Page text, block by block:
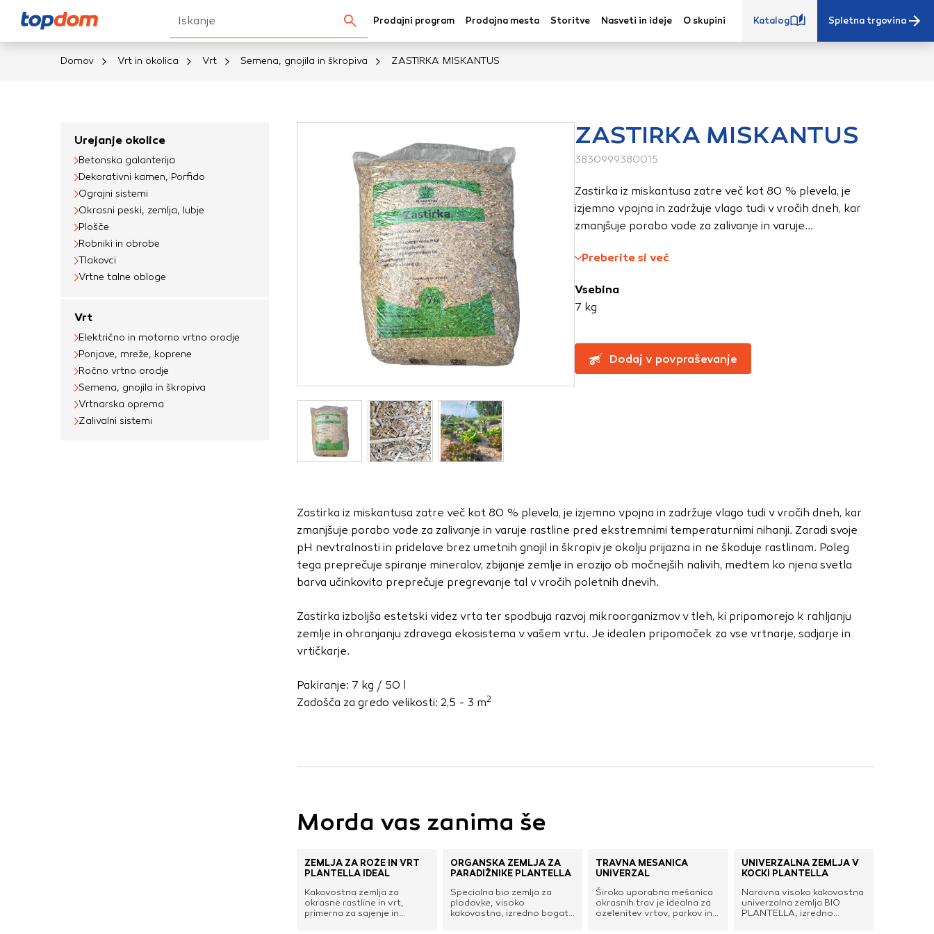
Išči...Prodajni program Prodajna mesta Storitve Nasveti in ideje O skupini Katalog Spletna trgovina
Domov Vrt in okolica Vrt Semena, gnojila in škropiva ZASTIRKA MISKANTUS
Urejanje okolice
Betonska galanterija
Dekorativni kamen, Porfido
Ograjni sistemi
Okrasni peski, zemlja, lubje
Plošče
Robniki in obrobe
Tlakovci
Vrtne talne obloge
Vrt
Električno in motorno vrtno orodje
Ponjave, mreže, koprene
Ročno vrtno orodje
Semena, gnojila in škropiva
Vrtnarska oprema
Zalivalni sistemi
ZASTIRKA MISKANTUS
3830999380015
Zastirka iz miskantusa zatre več kot 80 % plevela, je
izjemno vpojna in zadržuje vlago tudi v vročih dneh, kar
zmanjšuje porabo vode za zalivanje in varuje...
Preberite si več
Vsebina
7 kg
Dodaj v povpraševanje
Zastirka iz miskantusa zatre več kot 80 % plevela, je izjemno vpojna in zadržuje vlago tudi v vročih dneh, kar
zmanjšuje porabo vode za zalivanje in varuje rastline pred ekstremnimi temperaturnimi nihanji. Zaradi svoje
pH nevtralnosti in pridelave brez umetnih gnojil in škropiv je okolju prijazna in ne škoduje rastlinam. Poleg
tega preprečuje spiranje mineralov, zbijanje zemlje in erozijo ob močnejših nalivih, medtem ko njena svetla
barva učinkovito preprečuje pregrevanje tal v vročih poletnih dnevih.
Zastirka izboljša estetski videz vrta ter spodbuja razvoj mikroorganizmov v tleh, ki pripomorejo k rahljanju
zemlje in ohranjanju zdravega ekosistema v vašem vrtu. Je idealen pripomoček za vse vrtnarje, sadjarje in
vrtičkarje.
Pakiranje: 7 kg / 50 l
Zadošča za gredo velikosti: 2,5 - 3 m2
Morda vas zanima še
ZEMLJA ZA ROŽE IN VRT
PLANTELLA IDEAL
Kakovostna zemlja za
okrasne rastline in vrt,
primerna za sajenje in
ORGANSKA ZEMLJA ZA
PARADIŽNIKE PLANTELLA
Specialna bio zemlja za
plodovke, visoko
kakovostna, izredno bogata
TRAVNA MEŠANICA
UNIVERZAL
Široko uporabna mešanica
okrasnih trav je idealna za
ozelenitev vrtov, parkov in
UNIVERZALNA ZEMLJA V
KOCKI PLANTELLA
Naravna visoko kakovostna
univerzalna zemlja BIO
PLANTELLA, izredno
Ko obiščete katero koli spletno mesto, mesto lahko shrani ali pridobi informacije iz vašega
brskalnika, večinoma v obliki piškotkov. Te informacije se lahko navezujejo na vas, vaše nastavitve,
vašo napravo ali pa skrbijo, da vaše spletno mesto deluje v skladu z vašimi pričakovanji. Te
informacije običajno ne razkrivajo neposredno vaše identitete, vendar vam lahko zagotovijo bolj
prilagojeno spletno uporabniško izkušnjo. Nekatere vrste piškotkov lahko zavrnete. Klikajte
različna imena kategorij, da si ogledate več informacij in spremenite privzete nastavitve. Blokiranje
določenih vrst piškotkov vpliva na vašo uporabo tega spletnega mesta in naše storitve.
Ti piškotki so nujni za delovanje spletnega mesta, zato jih v naših sistemih ni mogoče izklopiti.
Običajno so nastavljeni samo kot odziv na vaša dejanja, ki vodijo do storitvenih zahtev, na primer
nastavitev zasebnosti, prijava ali izpolnjevanje obrazcev. Na voljo imate nastavitev, da brskalnik
blokira te piškotke ali vas opozori na njih. V tem primeru nekateri deli spletnega mesta ne bodo
Piškotki za učinkovitost delovanja
priljubljena, in opazujemo, kako se obiskovalci pomikajo po spletnem mestu. Podatki, ki jih piškotki
zbirajo, so združeni in anonimni. Če uporabo teh piškotkov zavrnete, ne bomo vedeli, kdaj ste
obiskali naše spletno mesto.
Piškotki za ciljno usmerjenost
Te piškotke nastavijo naši oglaševalski partnerji. Partnerska oglaševalska podjetja jih lahko
uporabljajo za izdelavo profila vaših interesov, ki ga nato uporabijo za prikazovanje ustreznih oglasov
na drugih spletnih mestih. Pri delu uporabljajo edinstveno prepoznavanje vašega brskalnika in
naprave. Če zavrnete uporabo teh piškotkov, ne boste deležni našega ciljnega spletnega